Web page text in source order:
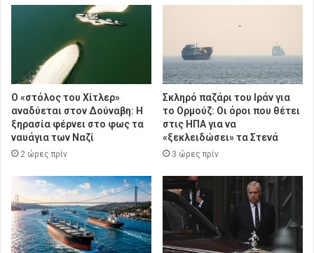
Ο «στόλος του Χίτλερ»
αναδύεται στον Δούναβη: Η
ξηρασία φέρνει στο φως τα
ναυάγια των Ναζί
2 ώρες πρίν
Σκληρό παζάρι του Ιράν για
το Ορμούζ: Οι όροι που θέτει
στις ΗΠΑ για να
«ξεκλειδώσει» τα Στενά
3 ώρες πρίν